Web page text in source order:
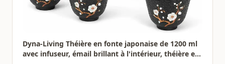
Dyna-Living Théière en fonte japonaise de 1200 ml
avec infuseur, émail brillant à l'intérieur, théière en